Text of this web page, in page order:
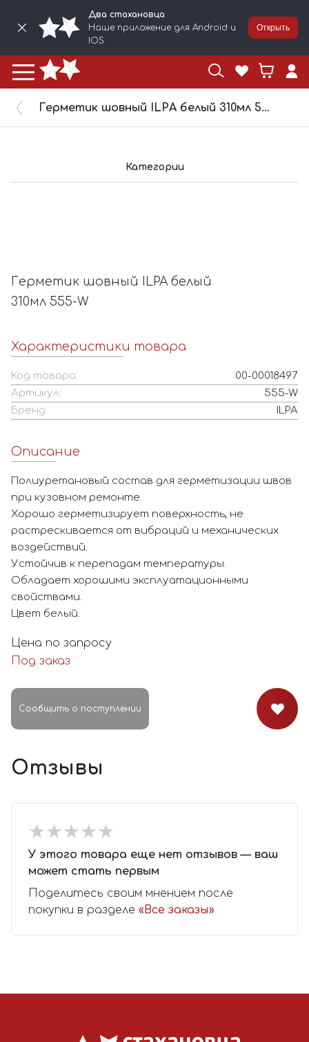
Два стахановца
Наше приложение для Android и
IOS
Открыть
Герметик шовный ILPA белый 310мл 555-W
Категории
Герметик шовный ILPA белый
310мл 555-W
Характеристики товара
Код товара:
00-00018497
Артикул:
555-W
Бренд:
ILPA
Описание
Полиуретановый состав для герметизации швов
при кузовном ремонте.
Хорошо герметизирует поверхность, не
растрескивается от вибраций и механических
воздействий.
Устойчив к перепадам температуры.
Обладает хорошими эксплуатационными
свойствами.
Цвет белый.
Цена по запросу
Под заказ
Сообщить о поступлении
Отзывы
★★★★★
★★★★★
У этого товара еще нет отзывов — ваш
может стать первым
Поделитесь своим мнением после
покупки в разделе «Все заказы»